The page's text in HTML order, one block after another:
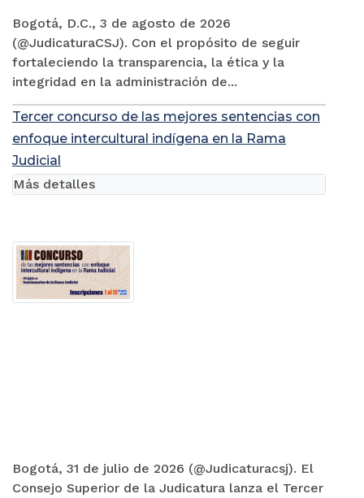
Bogotá, D.C., 3 de agosto de 2026
(@JudicaturaCSJ). Con el propósito de seguir
fortaleciendo la transparencia, la ética y la
integridad en la administración de...
Tercer concurso de las mejores sentencias con
enfoque intercultural indígena en la Rama
Judicial
Bogotá, 31 de julio de 2026 (@Judicaturacsj). El
Consejo Superior de la Judicatura lanza el Tercer
Más detalles